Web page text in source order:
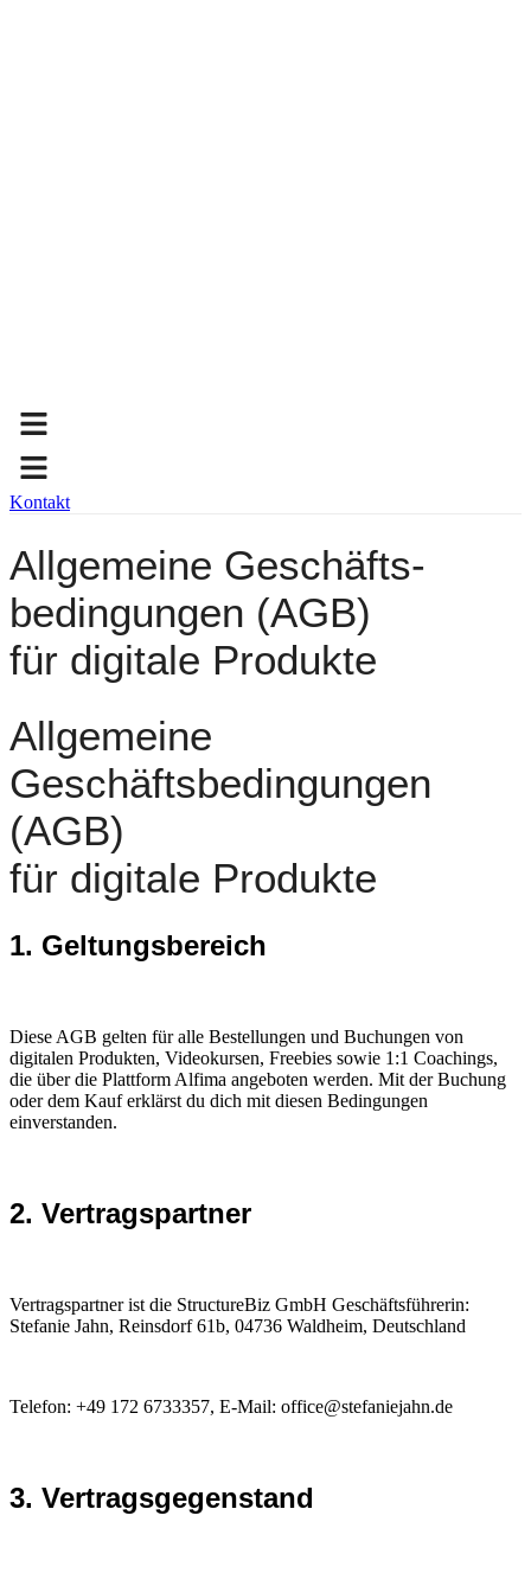
Kontakt
Allgemeine Geschäfts-
bedingungen (AGB)
für digitale Produkte
Allgemeine
Geschäftsbedingungen
(AGB)
für digitale Produkte
1. Geltungsbereich
Diese AGB gelten für alle Bestellungen und Buchungen von
digitalen Produkten, Videokursen, Freebies sowie 1:1 Coachings,
die über die Plattform Alfima angeboten werden. Mit der Buchung
oder dem Kauf erklärst du dich mit diesen Bedingungen
einverstanden.
2. Vertragspartner
Vertragspartner ist die StructureBiz GmbH Geschäftsführerin:
Stefanie Jahn, Reinsdorf 61b, 04736 Waldheim, Deutschland
Telefon: +49 172 6733357, E-Mail: office@stefaniejahn.de
3. Vertragsgegenstand